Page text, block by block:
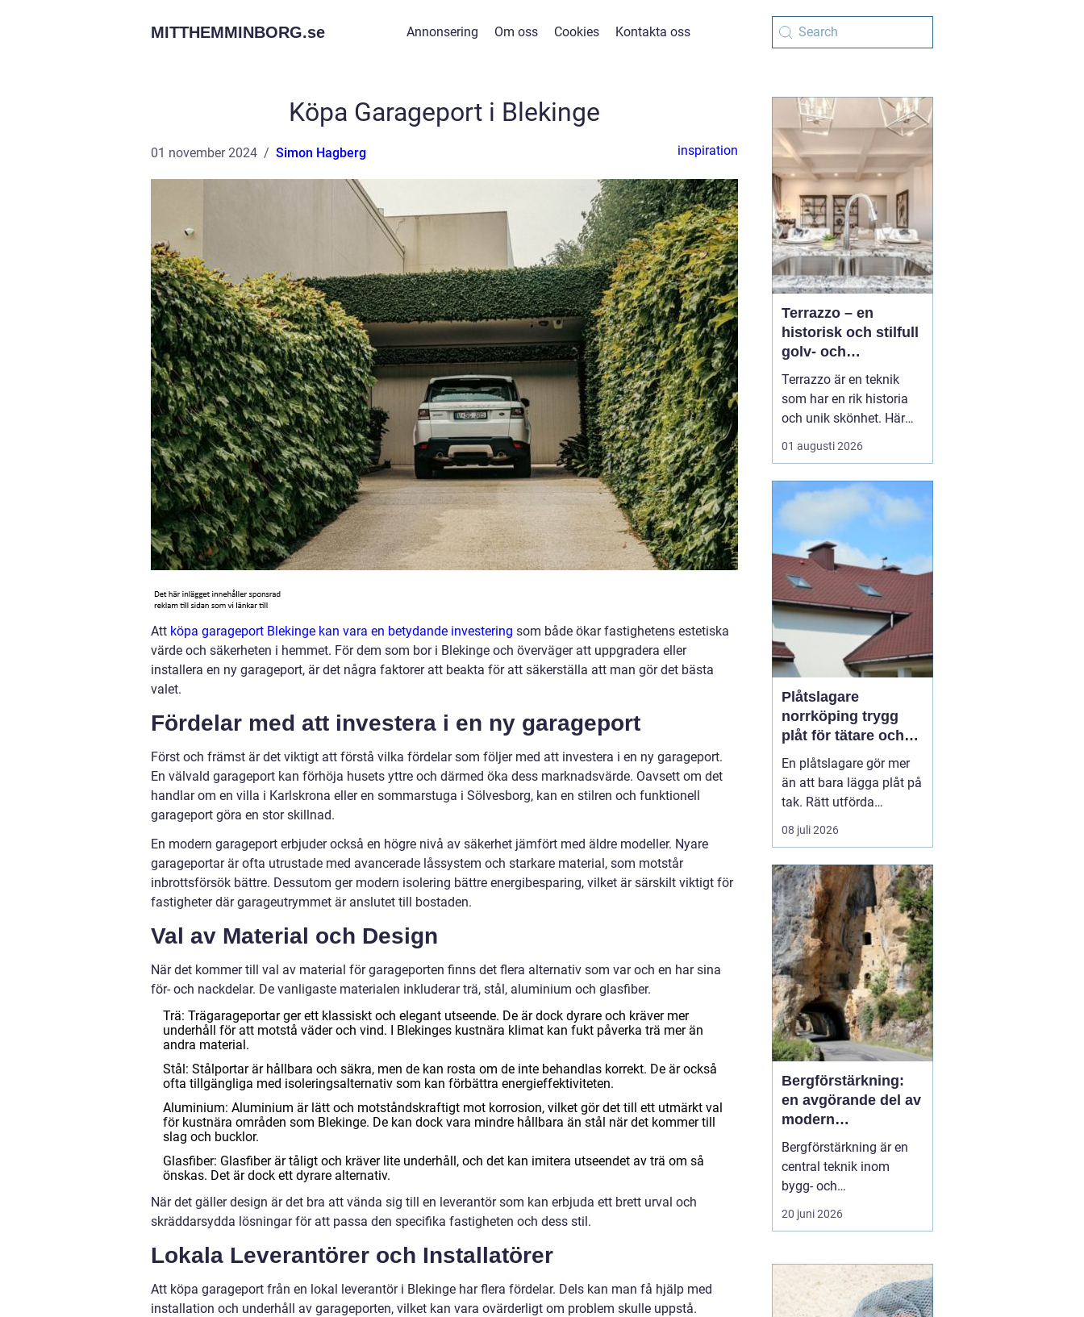
MITTHEMMINBORG.se Annonsering Om oss Cookies Kontakta oss
Köpa Garageport i Blekinge
01 november 2024 Simon Hagberg inspiration
Att köpa garageport Blekinge kan vara en betydande investering som både ökar fastighetens estetiska
värde och säkerheten i hemmet. För dem som bor i Blekinge och överväger att uppgradera eller
installera en ny garageport, är det några faktorer att beakta för att säkerställa att man gör det bästa
valet.
Fördelar med att investera i en ny garageport
Först och främst är det viktigt att förstå vilka fördelar som följer med att investera i en ny garageport.
En välvald garageport kan förhöja husets yttre och därmed öka dess marknadsvärde. Oavsett om det
handlar om en villa i Karlskrona eller en sommarstuga i Sölvesborg, kan en stilren och funktionell
garageport göra en stor skillnad.
En modern garageport erbjuder också en högre nivå av säkerhet jämfört med äldre modeller. Nyare
garageportar är ofta utrustade med avancerade låssystem och starkare material, som motstår
inbrottsförsök bättre. Dessutom ger modern isolering bättre energibesparing, vilket är särskilt viktigt för
fastigheter där garageutrymmet är anslutet till bostaden.
Val av Material och Design
När det kommer till val av material för garageporten finns det flera alternativ som var och en har sina
för- och nackdelar. De vanligaste materialen inkluderar trä, stål, aluminium och glasfiber.
Trä: Trägarageportar ger ett klassiskt och elegant utseende. De är dock dyrare och kräver mer
underhåll för att motstå väder och vind. I Blekinges kustnära klimat kan fukt påverka trä mer än
andra material.
Stål: Stålportar är hållbara och säkra, men de kan rosta om de inte behandlas korrekt. De är också
ofta tillgängliga med isoleringsalternativ som kan förbättra energieffektiviteten.
Aluminium: Aluminium är lätt och motståndskraftigt mot korrosion, vilket gör det till ett utmärkt val
för kustnära områden som Blekinge. De kan dock vara mindre hållbara än stål när det kommer till
slag och bucklor.
Glasfiber: Glasfiber är tåligt och kräver lite underhåll, och det kan imitera utseendet av trä om så
önskas. Det är dock ett dyrare alternativ.
När det gäller design är det bra att vända sig till en leverantör som kan erbjuda ett brett urval och
skräddarsydda lösningar för att passa den specifika fastigheten och dess stil.
Lokala Leverantörer och Installatörer
Att köpa garageport från en lokal leverantör i Blekinge har flera fördelar. Dels kan man få hjälp med
installation och underhåll av garageporten, vilket kan vara ovärderligt om problem skulle uppstå.
Terrazzo – en
historisk och stilfull
golv- och
bänkskivsteknik
Terrazzo är en teknik
som har en rik historia
och unik skönhet. Här
kommer vi att utforska
vad terrazzo är, dess
och varför det blivit så
populärt idag. Terrazzo
– tidlös d...
01 augusti 2026
Plåtslagare
norrköping trygg
plåt för tätare och
hållbarare hus
En plåtslagare gör mer
än att bara lägga plåt på
tak. Rätt utförda
plåtarbeten skyddar
huset mot läckage, röta
energiförluster under
många år framåt. I
Norrköping, där vädret
växlar mellan snö, regn
och blåst, blir kvaliteten
på plåtarbet...
08 juli 2026
Bergförstärkning:
en avgörande del av
modern
infrastruktur
Bergförstärkning är en
central teknik inom
bygg- och
ingenjörsarbete, särskilt i
områden där berg och
en avgörande roll. Denna
metod säkerställer både
säkerhet och h...
20 juni 2026